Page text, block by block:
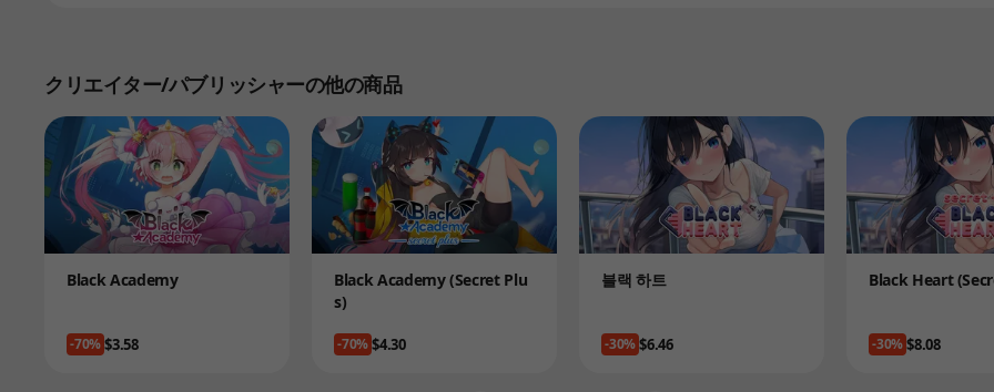
クリエイター/パブリッシャーの他の商品
Product
Black Academy
-70%Price
$3.58
Product
Black Academy (Secret Plu
s)
-70%Price
$4.30
Product
블랙 하트
-30%Price
$6.46
Product
Black Heart
-30%Price
$8.08